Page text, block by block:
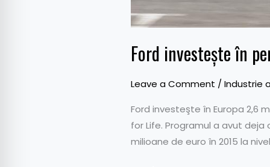
Ford investeşte în
Leave a Comment / Industrie
Ford investeşte în Europa 2,6
for Life. Programul a avut
milioane de euro în 2015 la